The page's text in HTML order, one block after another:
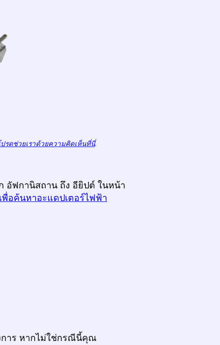
ปรดช่วยเราด้วยความคิดเห็นที่นี่.
อัฟกานิสถาน ถึง อียิปต์ ในหน้า
พื่อค้นหาอะแดปเตอร์ไฟฟ้า
าร หากไม่ใช่กรณีนี้คุณ